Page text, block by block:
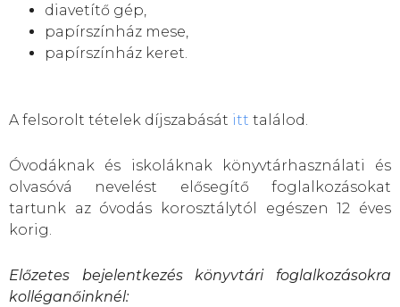
diavetítő gép,
papírszínház mese,
papírszínház keret.
A felsorolt tételek díjszabását itt találod.
Óvodáknak és iskoláknak könyvtárhasználati és
olvasóvá nevelést elősegítő foglalkozásokat
tartunk az óvodás korosztálytól egészen 12 éves
korig.
Előzetes bejelentkezés könyvtári foglalkozásokra
kolléganőinknél: